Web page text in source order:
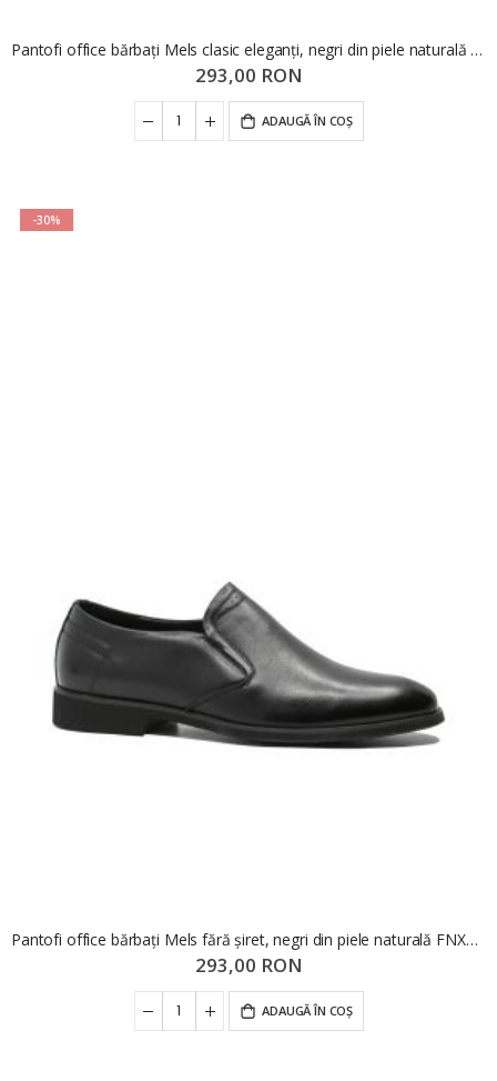
Pantofi office bărbați Mels clasic eleganți, negri din piele naturală FNX81138
293,00 RON
ADAUGĂ ÎN COȘ
-30%
Pantofi office bărbați Mels fără șiret, negri din piele naturală FNX81139
293,00 RON
ADAUGĂ ÎN COȘ